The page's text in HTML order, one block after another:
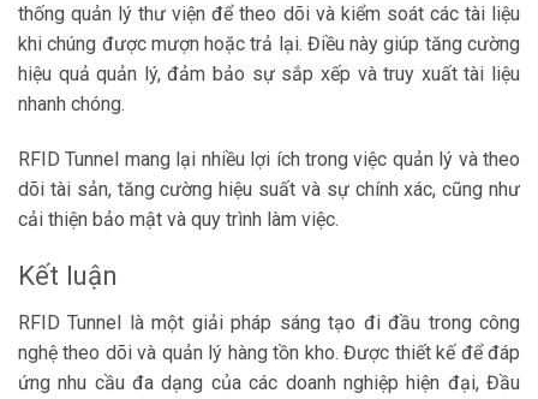
thống quản lý thư viện để theo dõi và kiểm soát các tài liệu
khi chúng được mượn hoặc trả lại. Điều này giúp tăng cường
hiệu quả quản lý, đảm bảo sự sắp xếp và truy xuất tài liệu
nhanh chóng.
RFID Tunnel mang lại nhiều lợi ích trong việc quản lý và theo
dõi tài sản, tăng cường hiệu suất và sự chính xác, cũng như
cải thiện bảo mật và quy trình làm việc.
Kết luận
RFID Tunnel là một giải pháp sáng tạo đi đầu trong công
nghệ theo dõi và quản lý hàng tồn kho. Được thiết kế để đáp
ứng nhu cầu đa dạng của các doanh nghiệp hiện đại, Đầu